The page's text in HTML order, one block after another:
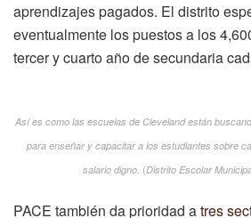
aprendizajes pagados. El distrito
eventualmente los puestos a los
tercer y cuarto año de secundaria
Así es como las escuelas de Cleveland están
para enseñar y capacitar a los estudiantes sobre
salario digno. (Distrito Escolar
PACE también da prioridad atres